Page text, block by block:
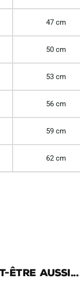
47 cm
50 cm
53 cm
56 cm
59 cm
62 cm
être aussi...